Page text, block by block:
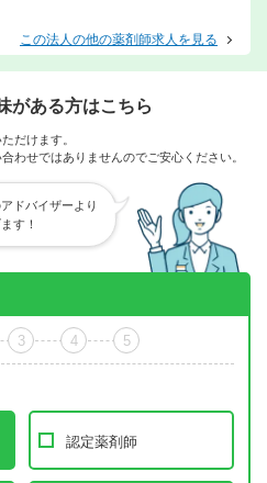
この法人の他の薬剤師求人を見る
がある方はこちら
だけます。
わせではありませんのでご安心ください。
ドバイザーより
す！
3 4 5
認定薬剤師